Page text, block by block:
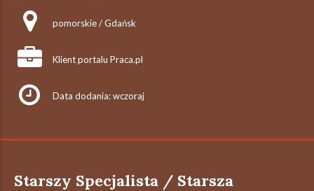
pomorskie / Gdańsk
Klient portalu Praca.pl
Data dodania: wczoraj
Starszy Specjalista / Starsza